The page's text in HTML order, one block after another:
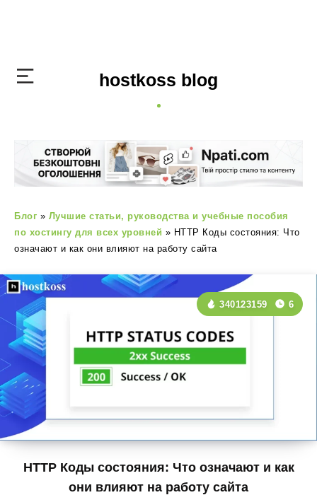
hostkoss blog
Блог » Лучшие статьи, руководства и учебные пособия
по хостингу для всех уровней » HTTP Коды состояния: Что
означают и как они влияют на работу сайта
HTTP Коды состояния: Что означают и как
они влияют на работу сайта
340123159 6